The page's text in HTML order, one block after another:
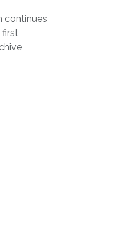
continues
first